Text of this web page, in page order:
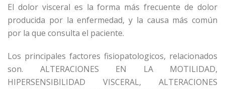
El dolor visceral es la forma más frecuente de dolor
producida por la enfermedad, y la causa más común
por la que consulta el paciente.
Los principales factores fisiopatologicos, relacionados
son. ALTERACIONES EN LA MOTILIDAD,
HIPERSENSIBILIDAD VISCERAL, ALTERACIONES